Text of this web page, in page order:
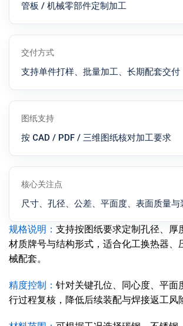
管板 / 机械零部件定制加工
交付方式
支持单件打样、批量加工、长期配套交付
图纸支持
按 CAD / PDF / 三维图纸核对加工要求
核心关注点
尺寸、孔径、公差、平面度、表面质量与
规格说明： 支持按图纸要求定制孔径、厚
材质牌号与结构形式，适合化工换热器、
械配套。
精度控制： 针对关键孔位、同心度、平面
行过程复核，降低后续装配与焊接返工风